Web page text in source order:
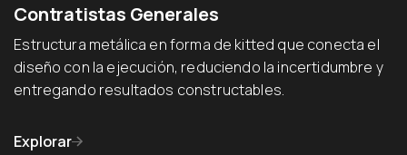
Contratistas Generales
Estructura metálica en forma de kitted que conecta el
diseño con la ejecución, reduciendo la incertidumbre y
entregando resultados constructables.
Explorar